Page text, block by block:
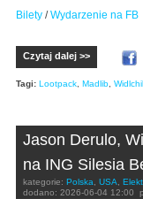
Bilety /Wydarzenie na FB
Czytaj dalej >>
Tagi: Lootpack, Madlib,
Jason Derulo,
na ING Silesia
kategorie: Polska, USA,
dodano: 2026-06-04 12:00